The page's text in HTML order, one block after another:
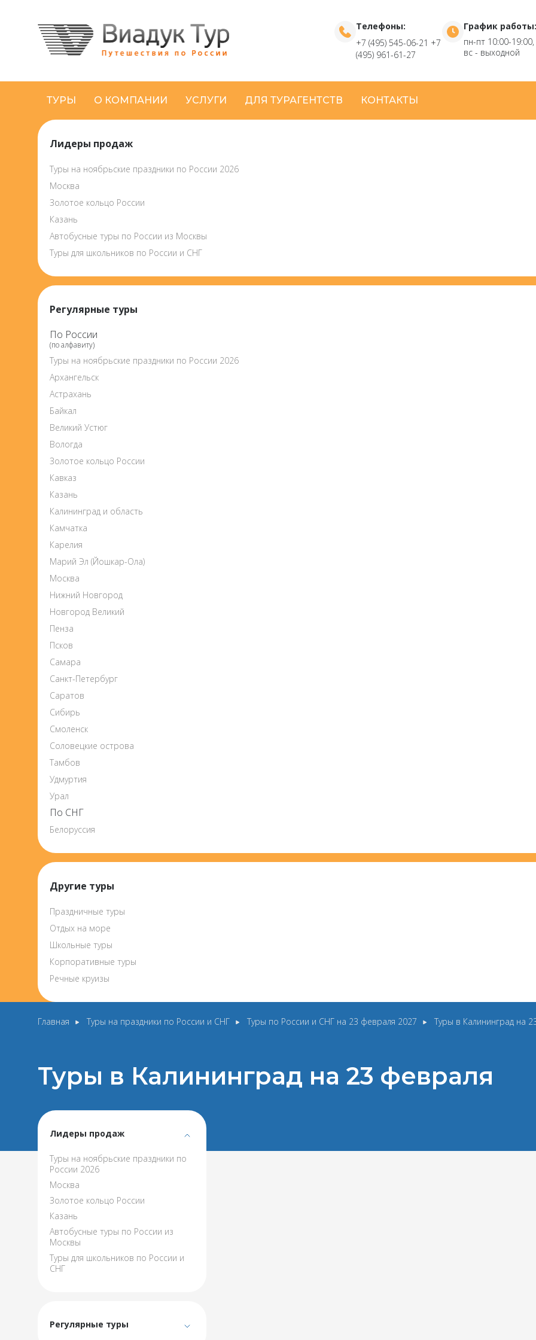
Телефоны:
+7 (495) 545-06-21 +7
(495) 961-61-27
График работы:
пн-пт 10:00-
вс - выходной
ТУРЫ О КОМПАНИИ УСЛУГИ ДЛЯ ТУРАГЕНТСТВ КОНТАКТЫ
Лидеры продаж
Туры на ноябрьские праздники по России 2026
Москва
Золотое кольцо России
Казань
Автобусные туры по России из Москвы
Туры для школьников по России и СНГ
Регулярные туры
По России
(по алфавиту)
Туры на ноябрьские праздники по России 2026
Архангельск
Астрахань
Байкал
Великий Устюг
Вологда
Золотое кольцо России
Кавказ
Казань
Калининград и область
Камчатка
Карелия
Марий Эл (Йошкар-Ола)
Москва
Нижний Новгород
Новгород Великий
Пенза
Псков
Самара
Санкт-Петербург
Саратов
Сибирь
Смоленск
Соловецкие острова
Тамбов
Удмуртия
Урал
По СНГ
Белоруссия
Другие туры
Праздничные туры
Отдых на море
Школьные туры
Корпоративные туры
Речные круизы
Главная Туры на праздники по России и СНГ Туры по России и СНГ на 23 февраля 2027 Туры в Калининград на
Туры в Калининград на 23 февраля
Лидеры продаж
Туры на ноябрьские праздники по
России 2026
Москва
Золотое кольцо России
Казань
Автобусные туры по России из
Москвы
Туры для школьников по России и
СНГ
Регулярные туры